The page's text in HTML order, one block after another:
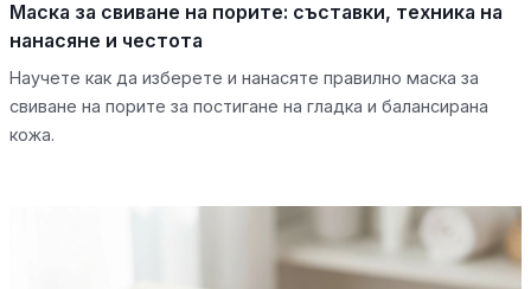
Маска за свиване на порите: съставки, техника на
нанасяне и честота
Научете как да изберете и нанасяте правилно маска за
свиване на порите за постигане на гладка и балансирана
кожа.